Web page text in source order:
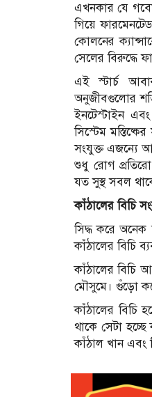
এখনকার যে
গিয়ে
কোলনের
সেলের বিরুদ্ধে
এই স্টার্চ
অনুজীবগুলোর
ইনটেস্টাইন
সিস্টেম
সংযুক্ত এজন্যে
শুধু রোগ
যত সুস্থ সবল
কাঁঠালের বিচি
সিদ্ধ করে অনেক
কাঁঠালের বিচি
কাঁঠালের বিচি
মৌসুমে। গুঁড়ো
কাঁঠালের বিচি
থাকে সেটা
কাঁঠাল খান এবং